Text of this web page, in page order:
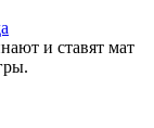
и ставят мат